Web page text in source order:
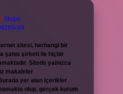
Skype:
sitesi, herhangi bir
şahıs şirketi ile hiçbir
Sitede yalnızca
makaleler
yer alan içerikler
olup, gerçek kurum